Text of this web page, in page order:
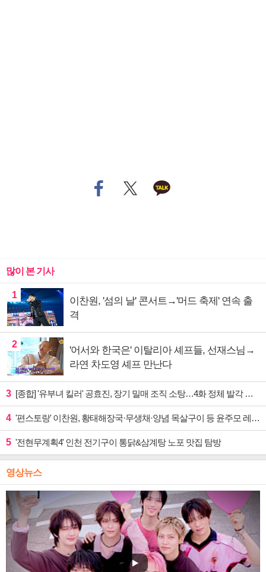
많이 본 기사
1
이찬원, '섬의 날' 콘서트→'머드 축제' 연속 출
격
2
'어서와 한국은' 이탈리아 셰프들, 선재스님→
라연 차도영 셰프 만난다
3 [종합] '유부녀 킬러' 공효진, 장기 밀매 조직 소탕…4화 정체 발각 위기 예고
4 '편스토랑' 이찬원, 황태해장국·무생채·양념 목살구이 등 윤주모 레시피 섭렵
5 '전현무계획4' 인천 전기구이 통닭&삼계탕 노포 맛집 탐방
영상뉴스